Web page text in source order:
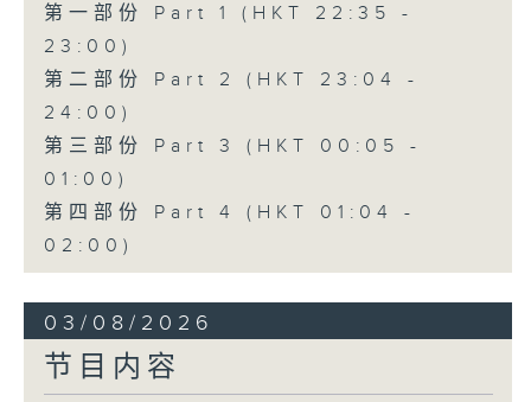
第一部份 Part 1 (HKT 22:35 -
23:00)
第二部份 Part 2 (HKT 23:04 -
24:00)
第三部份 Part 3 (HKT 00:05 -
01:00)
第四部份 Part 4 (HKT 01:04 -
02:00)
03/08/2026
节目内容